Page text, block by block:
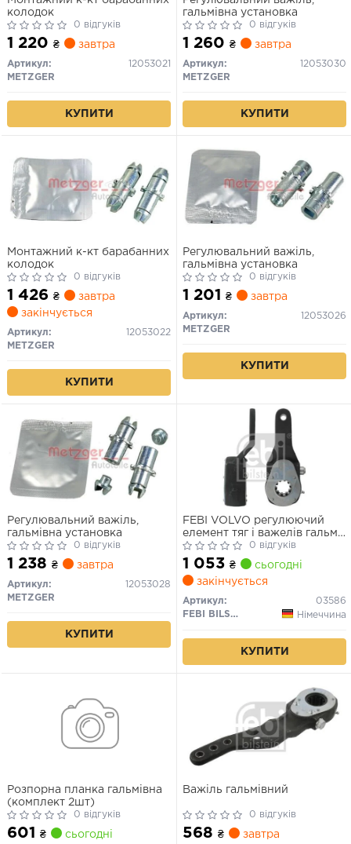
колодок
0 відгуків
1 220 ₴ завтра
Артикул:
12053021
METZGER
КУПИТИ
гальмівна установка
0 відгуків
1 260 ₴ завтра
Артикул:
12053030
METZGER
КУПИТИ
Монтажний к-кт барабанних
колодок
0 відгуків
1 426 ₴
завтра
закінчується
Артикул:
12053022
METZGER
КУПИТИ
Регулювальний важіль,
гальмівна установка
0 відгуків
1 201 ₴ завтра
Артикул:
12053026
METZGER
КУПИТИ
Регулювальний важіль,
гальмівна установка
0 відгуків
1 238 ₴ завтра
Артикул:
12053028
METZGER
КУПИТИ
FEBI VOLVO регулюючий
елемент тяг і важелів гальм.
системи
0 відгуків
1 053 ₴
сьогодні
закінчується
Артикул:
03586
FEBI BILSTEIN
Німеччина
КУПИТИ
Розпорна планка гальмівна
(комплект 2шт)
0 відгуків
601 ₴ сьогодні
Важіль гальмівний
0 відгуків
568 ₴ завтра